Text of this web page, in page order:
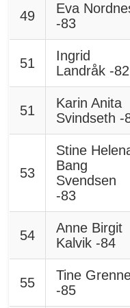
49
Eva
-83
51
Ingrid
Landråk -82
51
Karin Anita
Svindseth -
53
Stine
Bang
Svendsen
-83
54
Anne Birgit
Kalvik -84
55
Tine
-85